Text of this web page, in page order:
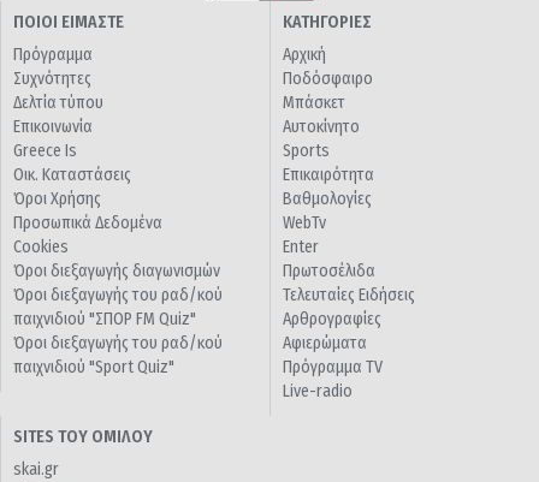
ΠΟΙΟΙ ΕΙΜΑΣΤΕ
Πρόγραμμα
Συχνότητες
Δελτία τύπου
Επικοινωνία
Greece Is
Οικ. Καταστάσεις
Όροι Χρήσης
Προσωπικά Δεδομένα
Cookies
Όροι διεξαγωγής διαγωνισμών
Όροι διεξαγωγής του ραδ/κού
παιχνιδιού "ΣΠΟΡ FM Quiz"
Όροι διεξαγωγής του ραδ/κού
παιχνιδιού "Sport Quiz"
ΚΑΤΗΓΟΡΙΕΣ
Αρχική
Ποδόσφαιρο
Μπάσκετ
Αυτοκίνητο
Sports
Επικαιρότητα
Βαθμολογίες
WebTv
Enter
Πρωτοσέλιδα
Τελευταίες Ειδήσεις
Αρθρογραφίες
Αφιερώματα
Πρόγραμμα TV
Live-radio
SITES ΤΟΥ ΟΜΙΛΟΥ
skai.gr